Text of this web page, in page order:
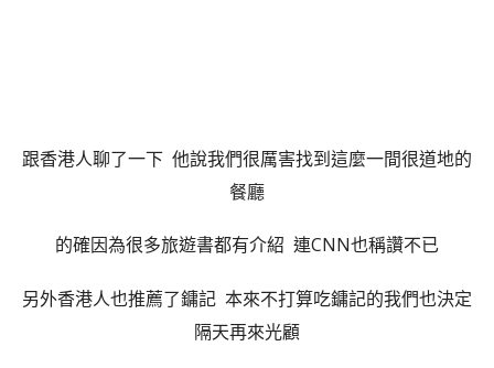
跟香港人聊了一下 他說我們很厲害找到這麼一間很道地的
餐廳
的確因為很多旅遊書都有介紹 連CNN也稱讚不已
另外香港人也推薦了鏞記 本來不打算吃鏞記的我們也決定
隔天再來光顧